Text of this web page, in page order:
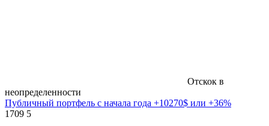
Отскок в
неопределенности
Публичный портфель с начала года +10270$ или +36%
1709 5